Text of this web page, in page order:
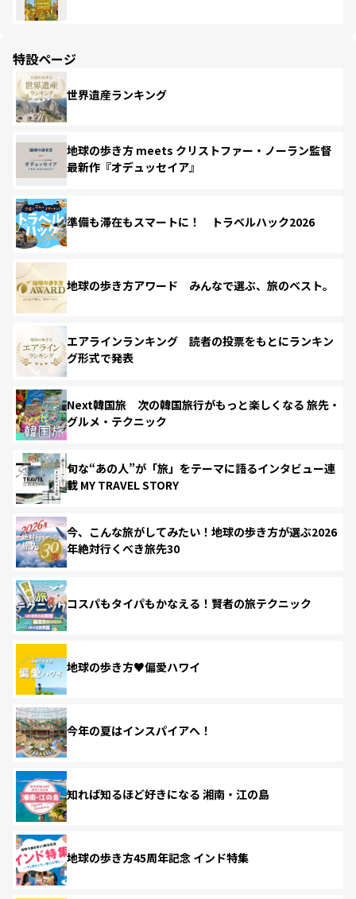
特設ページ
世界遺産ランキング
地球の歩き方 meets クリストファー・ノーラン監督
最新作『オデュッセイア』
準備も滞在もスマートに！ トラベルハック2026
地球の歩き方アワード みんなで選ぶ、旅のベスト。
エアラインランキング 読者の投票をもとにランキン
グ形式で発表
Next韓国旅 次の韓国旅行がもっと楽しくなる 旅先・
グルメ・テクニック
旬な“あの人”が「旅」をテーマに語るインタビュー連
載 MY TRAVEL STORY
今、こんな旅がしてみたい！地球の歩き方が選ぶ2026
年絶対行くべき旅先30
コスパもタイパもかなえる！賢者の旅テクニック
地球の歩き方♥偏愛ハワイ
今年の夏はインスパイアへ！
知れば知るほど好きになる 湘南・江の島
地球の歩き方45周年記念 インド特集